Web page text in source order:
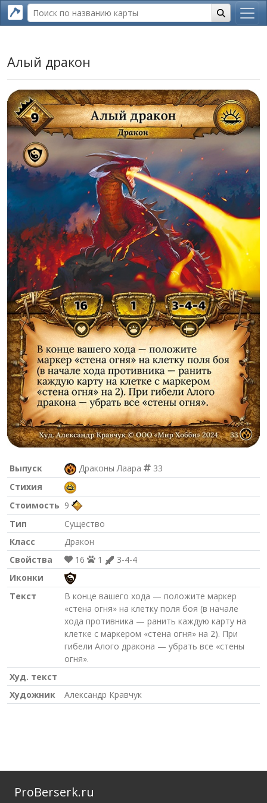
Алый дракон
Выпуск Драконы Лаара
33
Стихия
Стоимость 9
Тип
Существо
Класс
Дракон
Свойства
16 1
3-4-4
Иконки
Текст
В конце вашего хода — положите маркер
«стена огня» на клетку поля боя (в начале
хода противника — ранить каждую карту на
клетке с маркером «стена огня» на 2). При
гибели Алого дракона — убрать все «стены
огня».
Худ. текст
Художник
Александр Кравчук
ProBerserk.ru